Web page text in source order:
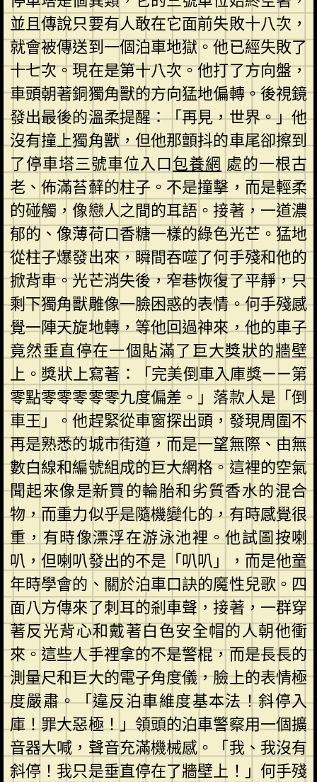
並且傳說只要有人敢在它面前失敗十八次，
就會被傳送到一個泊車地獄。他已經失敗了
十七次。現在是第十八次。他打了方向盤，
車頭朝著銅獨角獸的方向猛地偏轉。後視鏡
發出最後的溫柔提醒：「再見，世界。」他
沒有撞上獨角獸，但他那顫抖的車尾卻擦到
了停車塔三號車位入口包養網 處的一根古
老、佈滿苔蘚的柱子。不是撞擊，而是輕柔
的碰觸，像戀人之間的耳語。接著，一道濃
郁的、像薄荷口香糖一樣的綠色光芒。猛地
從柱子爆發出來，瞬間吞噬了何手殘和他的
掀背車。光芒消失後，窄巷恢復了平靜，只
剩下獨角獸雕像一臉困惑的表情。何手殘感
覺一陣天旋地轉，等他回過神來，他的車子
竟然垂直停在一個貼滿了巨大獎狀的牆壁
上。獎狀上寫著：「完美倒車入庫獎——第
零點零零零零零九度偏差。」落款人是「倒
車王」。他趕緊從車窗探出頭，發現周圍不
再是熟悉的城市街道，而是一望無際、由無
數白線和編號組成的巨大網格。這裡的空氣
聞起來像是新買的輪胎和劣質香水的混合
物，而重力似乎是隨機變化的，有時感覺很
重，有時像漂浮在游泳池裡。他試圖按喇
叭，但喇叭發出的不是「叭叭」，而是他童
年時學會的、關於泊車口訣的魔性兒歌。四
面八方傳來了刺耳的剎車聲，接著，一群穿
著反光背心和戴著白色安全帽的人朝他衝
來。這些人手裡拿的不是警棍，而是長長的
測量尺和巨大的電子角度儀，臉上的表情極
度嚴肅。「違反泊車維度基本法！斜停入
庫！罪大惡極！」領頭的泊車警察用一個擴
音器大喊，聲音充滿機械感。「我、我沒有
斜停！我只是垂直停在了牆壁上！」何手殘